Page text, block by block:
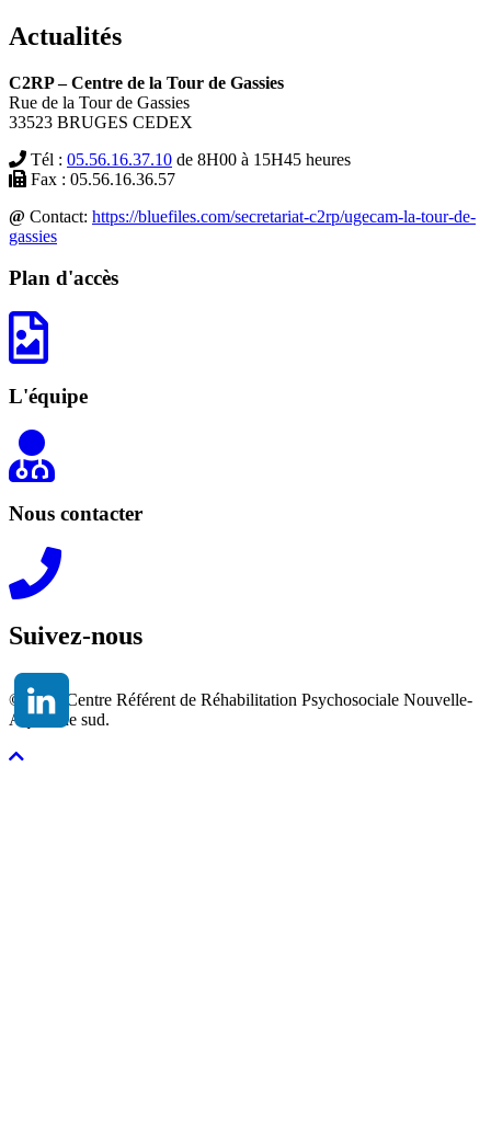
Actualités
C2RP – Centre de la Tour de Gassies
Rue de la Tour de Gassies
33523 BRUGES CEDEX
Tél : 05.56.16.37.10 de 8H00 à 15H45 heures
Fax : 05.56.16.36.57
@ Contact: https://bluefiles.com/secretariat-c2rp/ugecam-la-tour-de-
gassies
Plan d'accès
L'équipe
Nous contacter
Suivez-nous
© 2026 Centre Référent de Réhabilitation Psychosociale Nouvelle-
Aquitaine sud.